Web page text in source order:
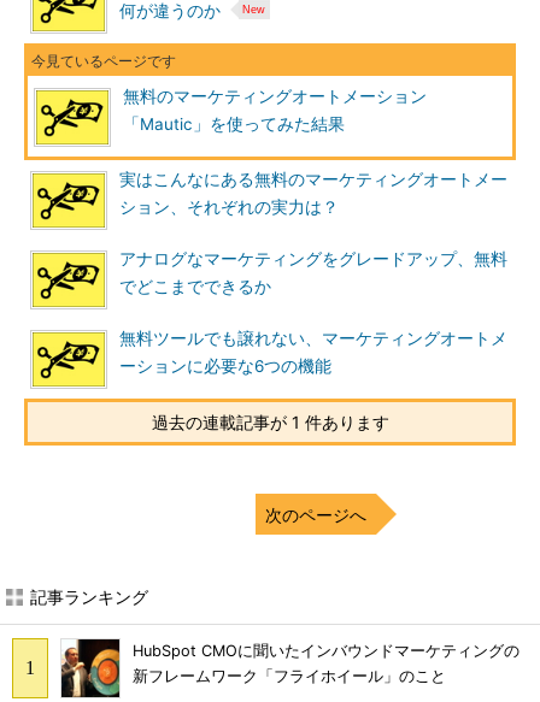
何が違うのか
無料のマーケティングオートメーション
「Mautic」を使ってみた結果
実はこんなにある無料のマーケティングオートメー
ション、それぞれの実力は？
アナログなマーケティングをグレードアップ、無料
でどこまでできるか
無料ツールでも譲れない、マーケティングオートメ
ーションに必要な6つの機能
過去の連載記事が 1 件あります
次のページへ
記事ランキング
HubSpot CMOに聞いたインバウンドマーケティングの
新フレームワーク「フライホイール」のこと